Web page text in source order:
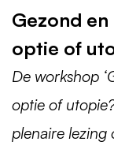
Gezond
optie of
De workshop
optie of
plenaire lezing